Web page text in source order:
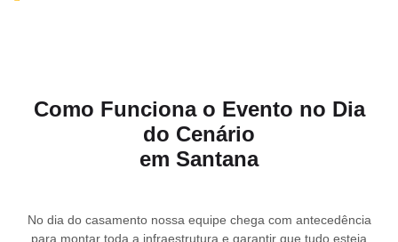
Como Funciona o Evento no Dia
do Cenário
em Santana
No dia do casamento nossa equipe chega com antecedência
para montar toda a infraestrutura e garantir que tudo esteja